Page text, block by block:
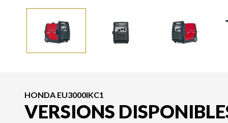
HONDA EU3000IKC1
VERSIONS